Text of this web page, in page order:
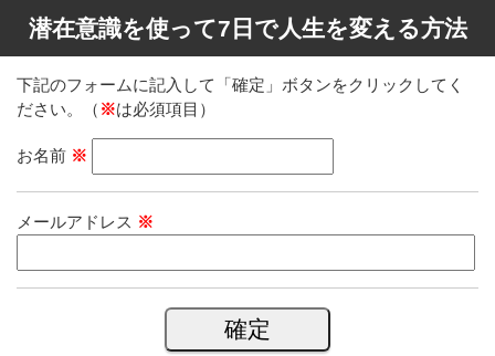
潜在意識を使って7日で人生を変える方法
下記のフォームに記入して「確定」ボタンをクリックしてく
ださい。（ ※は必須項目）
お名前 ※
メールアドレス ※